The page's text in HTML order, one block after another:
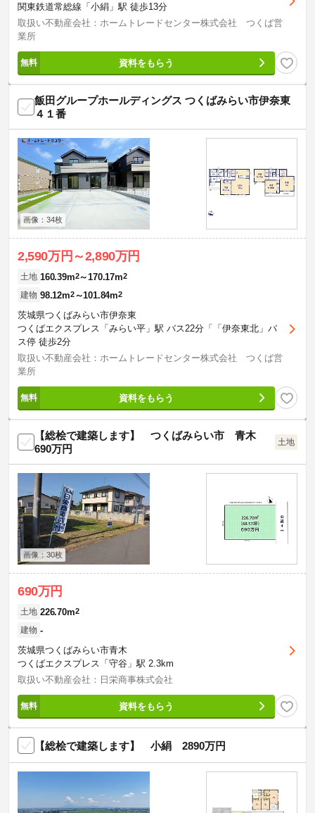
関東鉄道常総線「小絹」駅 徒歩13分
取扱い不動産会社：ホームトレードセンター株式会社 つくば営
業所
資料をもらう
飯田グループホールディングス つくばみらい市伊奈東
４１番
画像：34枚
2,590万円～2,890万円
土地 160.39m2～170.17m2
建物 98.12m2～101.84m2
茨城県つくばみらい市伊奈東
つくばエクスプレス「みらい平」駅 バス22分「「伊奈東北」バ
ス停 徒歩2分
取扱い不動産会社：ホームトレードセンター株式会社 つくば営
業所
資料をもらう
【総桧で建築します】 つくばみらい市 青木
690万円
土地
画像：30枚
690万円
土地 226.70m2
建物 -
茨城県つくばみらい市青木
つくばエクスプレス「守谷」駅 2.3km
取扱い不動産会社：日栄商事株式会社
資料をもらう
【総桧で建築します】 小絹 2890万円